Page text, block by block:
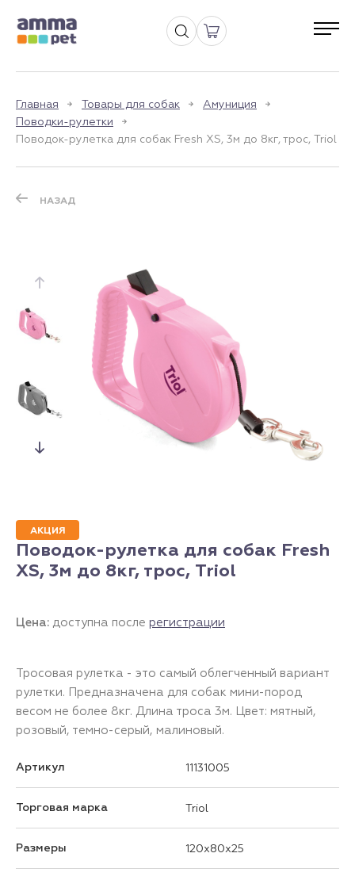
Главная Товары для собак
Амуниция
Поводки-рулетки
Поводок-рулетка для собак Fresh XS, 3м до 8кг, трос, Triol
НАЗАД
АКЦИЯ
Поводок-рулетка для собак Fresh
XS, 3м до 8кг, трос, Triol
Цена: доступна после регистрации
Тросовая рулетка - это самый облегченный вариант
рулетки. Предназначена для собак мини-пород
весом не более 8кг. Длина троса 3м. Цвет: мятный,
розовый, темно-серый, малиновый.
Артикул 11131005
Торговая марка Triol
Размеры 120x80x25